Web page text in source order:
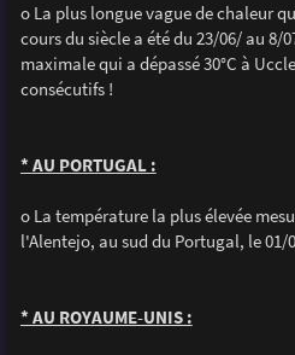
o La plus longue vague de chaleur
cours du siècle a été du 23/06/ au 8/
maximale qui a dépassé 30°C à
consécutifs !
* AU PORTUGAL :
o La température la plus élevée
l'Alentejo, au sud du Portugal, le 01/
* AU ROYAUME-UNIS :